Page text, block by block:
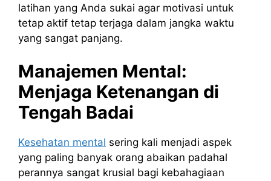
latihan yang Anda sukai agar motivasi untuk
tetap aktif tetap terjaga dalam jangka waktu
yang sangat panjang.
Manajemen Mental:
Menjaga Ketenangan di
Tengah Badai
Kesehatan mental sering kali menjadi aspek
yang paling banyak orang abaikan padahal
perannya sangat krusial bagi kebahagiaan